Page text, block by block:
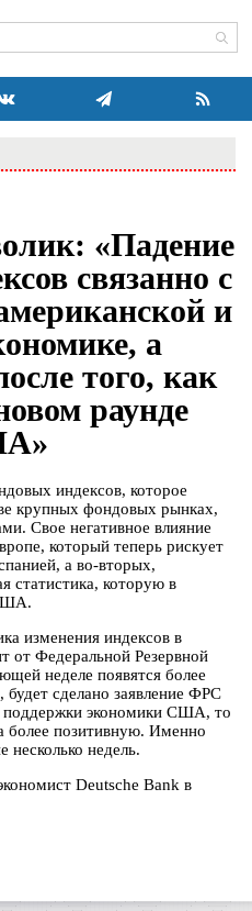
«Падение
связанно с
и
а
того, как
раунде
индексов, которое
крупных фондовых рынках,
Свое негативное влияние
который теперь рискует
а во-вторых,
статистика, которую в
изменения индексов в
от Федеральной Резервной
неделе появятся более
сделано заявление ФРС
поддержки экономики США, то
более позитивную. Именно
недель.
Deutsche Bank в